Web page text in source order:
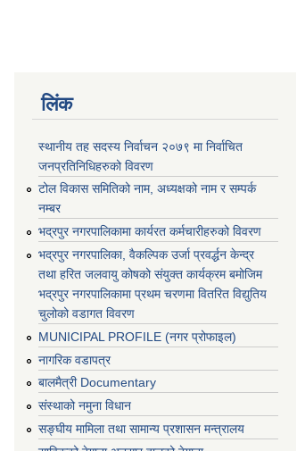
लिंक
स्थानीय तह सदस्य निर्वाचन २०७९ मा निर्वाचित
जनप्रतिनिधिहरुको विवरण
टोल विकास समितिको नाम, अध्यक्षको नाम र सम्पर्क
नम्बर
भद्रपुर नगरपालिकामा कार्यरत कर्मचारीहरुको विवरण
भद्रपुर नगरपालिका, वैकल्पिक उर्जा प्रवर्द्धन केन्द्र
तथा हरित जलवायु कोषको संयुक्त कार्यक्रम बमोजिम
भद्रपुर नगरपालिकामा प्रथम चरणमा वितरित विद्युतिय
चुलोको वडागत विवरण
MUNICIPAL PROFILE (नगर प्रोफाइल)
नागरिक वडापत्र
बालमैत्री Documentary
संस्थाको नमुना विधान
सङ्घीय मामिला तथा सामान्य प्रशासन मन्त्रालय